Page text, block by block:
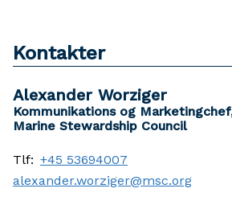
Kontakter
Alexander Worziger
Kommunikations og
Marine Stewardship Council
Tlf: +45 53694007
alexander.worziger@msc.org